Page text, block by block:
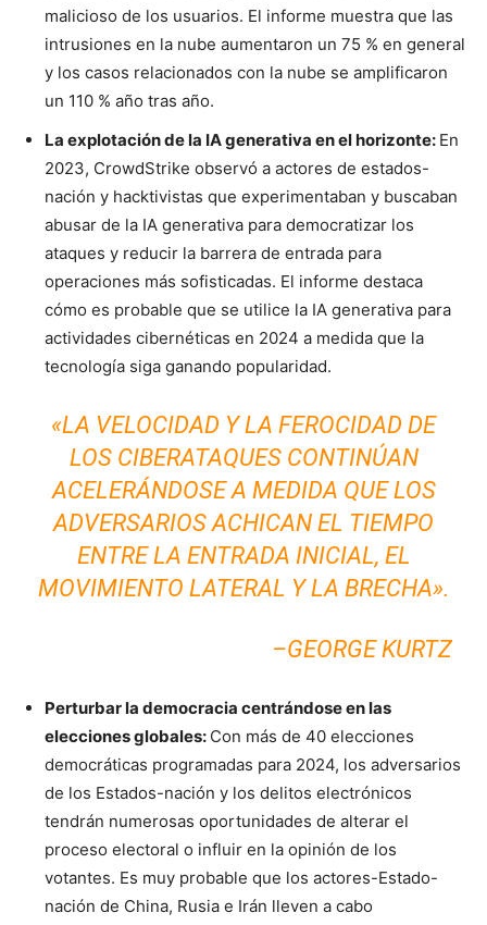
malicioso de los usuarios. El informe muestra que las
intrusiones en la nube aumentaron un 75 % en general
y los casos relacionados con la nube se amplificaron
un 110 % año tras año.
La explotación de la IA generativa en el horizonte: En
2023, CrowdStrike observó a actores de estados-
nación y hacktivistas que experimentaban y buscaban
abusar de la IA generativa para democratizar los
ataques y reducir la barrera de entrada para
operaciones más sofisticadas. El informe destaca
cómo es probable que se utilice la IA generativa para
actividades cibernéticas en 2024 a medida que la
tecnología siga ganando popularidad.
«LA VELOCIDAD Y LA FEROCIDAD DE
LOS CIBERATAQUES CONTINÚAN
ACELERÁNDOSE A MEDIDA QUE LOS
ADVERSARIOS ACHICAN EL TIEMPO
ENTRE LA ENTRADA INICIAL, EL
MOVIMIENTO LATERAL Y LA BRECHA».
–GEORGE KURTZ
Perturbar la democracia centrándose en las
elecciones globales: Con más de 40 elecciones
democráticas programadas para 2024, los adversarios
de los Estados-nación y los delitos electrónicos
tendrán numerosas oportunidades de alterar el
proceso electoral o influir en la opinión de los
votantes. Es muy probable que los actores-Estado-
nación de China, Rusia e Irán lleven a cabo